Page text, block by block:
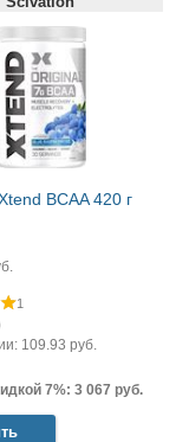
BCAA 420 г
1
109.93 руб.
7%: 3 067 руб.